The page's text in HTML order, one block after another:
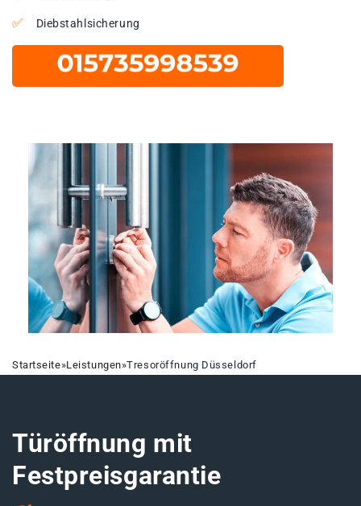
Diebstahlsicherung
Startseite»Leistungen»Tresoröffnung Düsseldorf
Türöffnung mit
Festpreisgarantie